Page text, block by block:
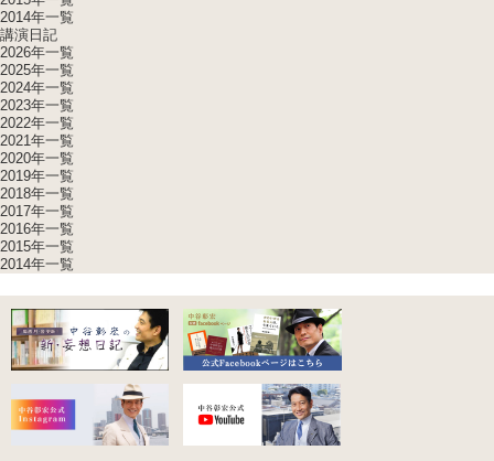
2014年一覧
講演日記
2026年一覧
2025年一覧
2024年一覧
2023年一覧
2022年一覧
2021年一覧
2020年一覧
2019年一覧
2018年一覧
2017年一覧
2016年一覧
2015年一覧
2014年一覧